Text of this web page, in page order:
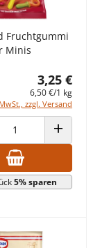
Fruchtgummi
Minis
3,25 €
6,50 €/1 kg
zzgl. Versand
VERRINGERN ANZAHL
5% sparen